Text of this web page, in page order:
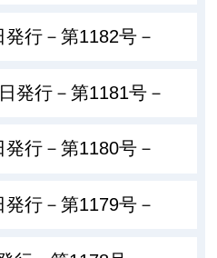
行－第1182号－
発行－第1181号－
行－第1180号－
行－第1179号－